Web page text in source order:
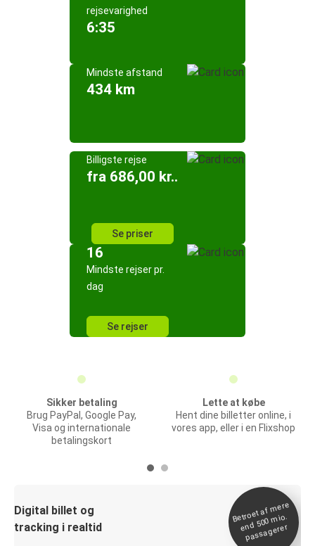
rejsevarighed
6:35
Mindste afstand
434 km
Billigste rejse
fra 686,00 kr..
Se priser
16
Mindste rejser pr.
dag
Se rejser
Sikker betaling
Brug PayPal, Google Pay,
Visa og internationale
betalingskort
Lette at købe
Hent dine billetter online, i
vores app, eller i en Flixshop
Digital billet og
tracking i realtid
Betroet af
mere
end 500
mio.
passagerer